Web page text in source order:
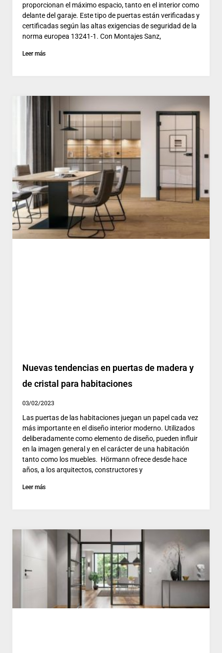
proporcionan el máximo espacio, tanto en el interior como
delante del garaje. Este tipo de puertas están verificadas y
certificadas según las altas exigencias de seguridad de la
norma europea 13241-1. Con Montajes Sanz,
Leer más
Nuevas tendencias en puertas de madera y
de cristal para habitaciones
03/02/2023
Las puertas de las habitaciones juegan un papel cada vez
más importante en el diseño interior moderno. Utilizados
deliberadamente como elemento de diseño, pueden influir
en la imagen general y en el carácter de una habitación
tanto como los muebles. Hörmann ofrece desde hace
años, a los arquitectos, constructores y
Leer más